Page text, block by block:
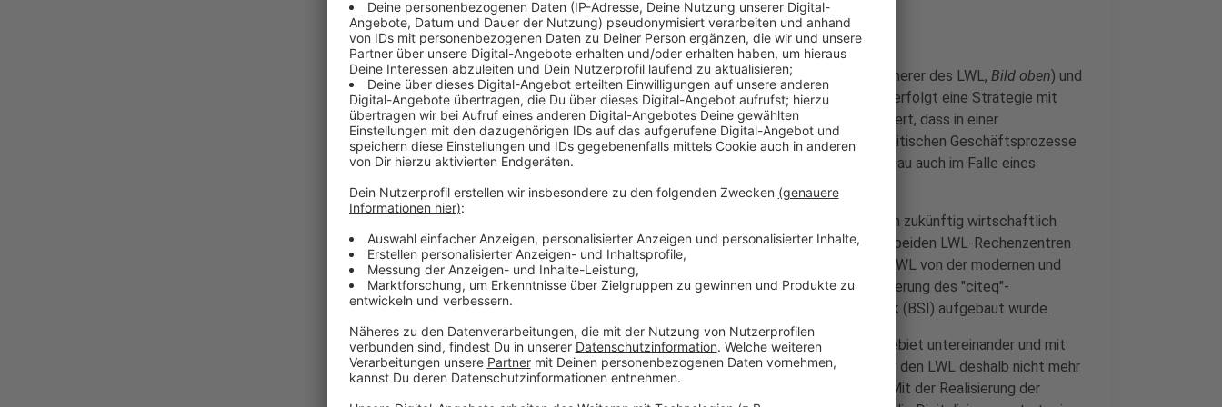
Anzeige
Dies bekräftigen Dr. Georg Lunemann (Erster Landesrat und Kämmerer des LWL, Bild oben) und
der Beigeordnete der Stadt Münster, Wolfgang Heuer. Der LWL verfolgt eine Strategie mit
zwei Rechenzentren. Beide Rechenzentren sind jeweils so konzipiert, dass in einer
Notfallsituation mit jedem der beiden Rechenzentren allein alle kritischen Geschäftsprozesse
des LWL weiter betrieben werden können und das Sicherheitsniveau auch im Falle eines
Notfalls noch für einen begrenzten Zeitraum ausreichend ist.
Um die hohen Anforderungen an Sicherheit und Verfügbarkeit auch zukünftig wirtschaftlich
erfüllen zu können, wird nach mehr als drei Jahrzehnten eines der beiden LWL-Rechenzentren
in ein Gebäude der Stadt Münster umziehen. Dabei profitiert der LWL von der modernen und
sicheren IT-Gebäudeausstattung, die dort im Rahmen der Zertifizierung des "citeq"-
Rechenzentrums durch das Bundesamt in der Informationstechnik (BSI) aufgebaut wurde.
Das LWL-eigene Glasfasernetz wird die LWL-Gebäude im Stadtgebiet untereinander und mit
den Rechenzentren verbinden. Ein kostenintensiver Neubau ist für den LWL deshalb nicht mehr
notwendig. Dr. Georg Lunemann begrüßt die gefundene Lösung: "Mit der Realisierung der